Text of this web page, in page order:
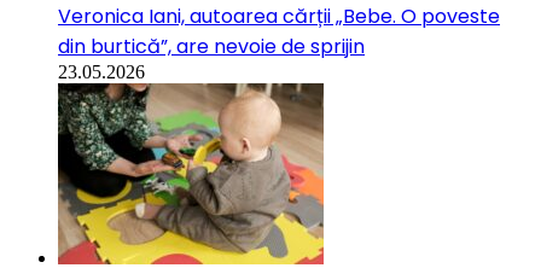
Veronica Iani, autoarea cărții „Bebe. O poveste
din burtică”, are nevoie de sprijin
23.05.2026